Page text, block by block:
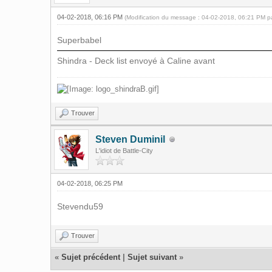
04-02-2018, 06:16 PM (Modification du message : 04-02-2018, 06:21 PM
Superbabel
Shindra - Deck list envoyé à Caline avant
Trouver
Steven Duminil
L'idiot de Battle-City
04-02-2018, 06:25 PM
Stevendu59
Trouver
« Sujet précédent| Sujet suivant»